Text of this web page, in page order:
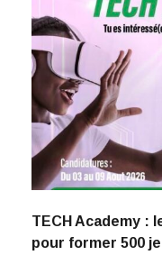
TECH Academy :
pour former 500